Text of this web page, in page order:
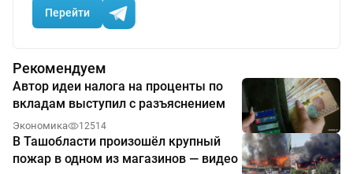
Перейти
Рекомендуем
Автор идеи налога на проценты по
вкладам выступил с разъяснением
Экономика 12514
В Ташобласти произошёл крупный
пожар в одном из магазинов — видео